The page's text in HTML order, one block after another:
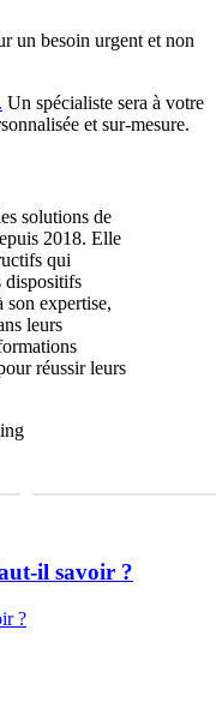
un besoin urgent et non
Un spécialiste sera à votre
et sur-mesure.
solutions de
2018. Elle
qui
dispositifs
son expertise,
leurs
réussir leurs
il savoir ?
?